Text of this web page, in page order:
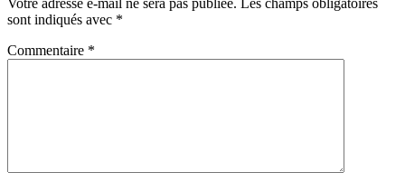
Votre adresse e-mail ne sera pas publiée. Les champs obligatoires
sont indiqués avec *
Commentaire *